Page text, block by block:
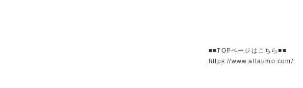
■■TOPページはこちら■■
https://www.allaumo.com/